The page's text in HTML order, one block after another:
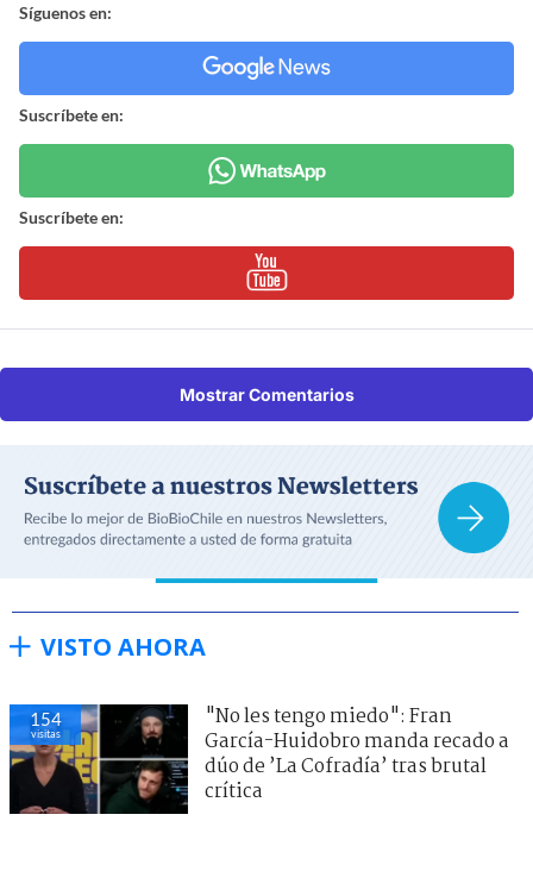
Síguenos en:
Suscríbete en:
Suscríbete en:
Mostrar Comentarios
VISTO AHORA
154
visitas
"No les tengo miedo": Fran
García-Huidobro manda recado a
dúo de ’La Cofradía’ tras brutal
crítica